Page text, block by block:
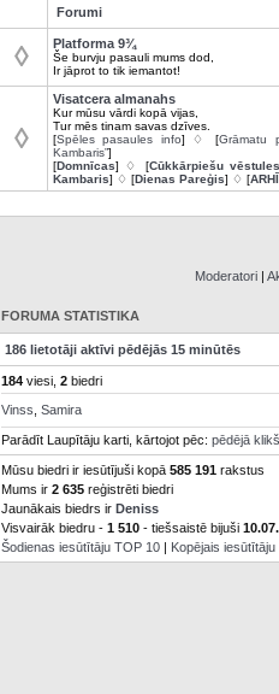
Forumi
◊ Platforma 9¾
Še burvju pasauli mums dod,
Ir jāprot to tik iemantot!
◊
Visatcera almanahs
Kur mūsu vārdi kopā vijas,
Tur mēs tinam savas dzīves.
[Spēles pasaules info] ♢ [Grāmatu
Kambaris”]
[Domnīcas] ♢ [Cūkkārpiešu vēstules
Kambaris] ♢ [Dienas Pareģis] ♢ [
Moderatori |
FORUMA STATISTIKA
186 lietotāji aktīvi pēdējās 15 minūtēs
184viesi, 2biedri
Vinss Samira
Parādīt Laupītāju karti, kārtojot pēc: pēdējā
Mūsu biedri ir iesūtījuši kopā 585 191rakstus
Mums ir 2 635reģistrēti biedri
Jaunākais biedrs ir Deniss
Visvairāk biedru - 1 510- tiešsaistē bijuši
Šodienas iesūtītāju TOP 10| Kopējais iesūtītāju